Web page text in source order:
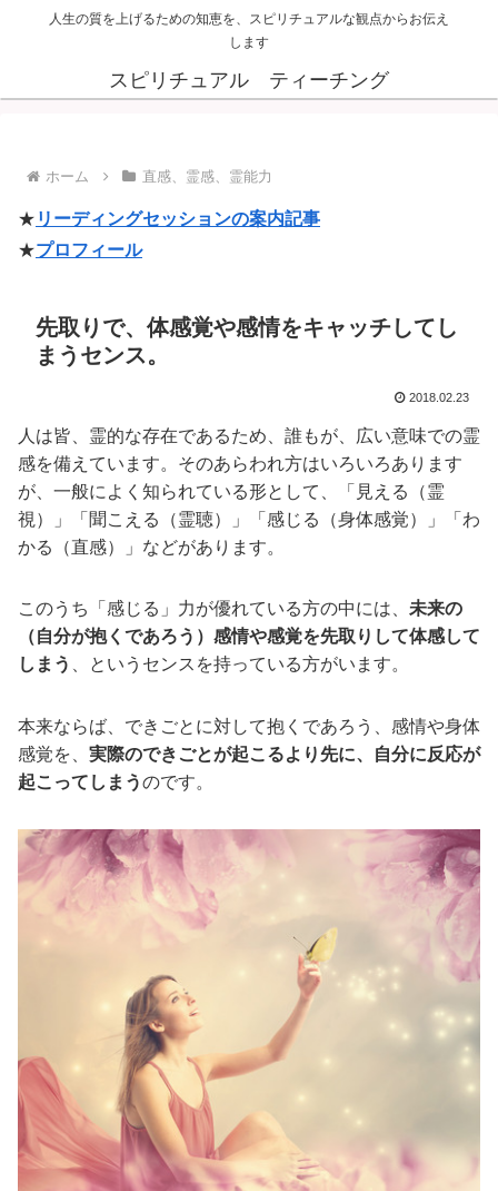
人生の質を上げるための知恵を、スピリチュアルな観点からお伝え
します
スピリチュアル ティーチング
ホーム 直感、霊感、霊能力
★ リーディングセッションの案内記事
★プロフィール
先取りで、体感覚や感情をキャッチしてし
まうセンス。
2018.02.23
人は皆、霊的な存在であるため、誰もが、広い意味での霊
感を備えています。そのあらわれ方はいろいろあります
が、一般によく知られている形として、「見える（霊
視）」「聞こえる（霊聴）」「感じる（身体感覚）」「わ
かる（直感）」などがあります。
このうち「感じる」力が優れている方の中には、 未来の
（自分が抱くであろう）感情や感覚を先取りして体感して
しまう
、というセンスを持っている方がいます。
本来ならば、できごとに対して抱くであろう、感情や身体
感覚を、 実際のできごとが起こるより先に、自分に反応が
起こってしまうのです。